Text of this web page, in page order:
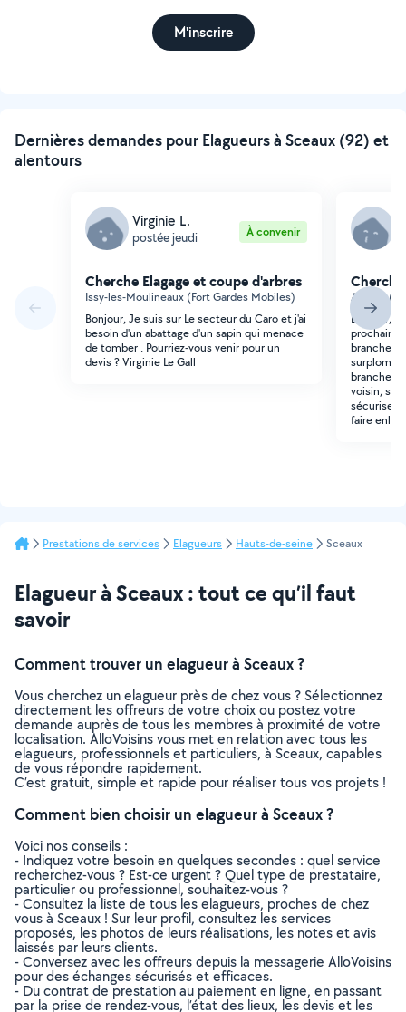
M'inscrire
Dernières demandes pour Elagueurs à Sceaux (92) et
alentours
Virginie L.
postée jeudi À convenir
Cherche Elagage et coupe d'arbres
Issy-les-Moulineaux (Fort Gardes Mobiles)
Bonjour, Je suis sur Le secteur du Caro et j'ai
besoin d'un abattage d'un sapin qui menace
de tomber . Pourriez-vous venir pour un
devis ? Virginie Le Gall
Arcueil
Bonjour,
branche
surplombe
branche
voisin, sur
sécuriser
faire
Prestations de services Elagueurs Hauts-de-seine Sceaux
Elagueur à Sceaux : tout ce qu’il faut
savoir
Comment trouver un elagueur à Sceaux ?
Vous cherchez un elagueur près de chez vous ? Sélectionnez
directement les offreurs de votre choix ou postez votre
demande auprès de tous les membres à proximité de votre
localisation. AlloVoisins vous met en relation avec tous les
elagueurs, professionnels et particuliers, à Sceaux, capables
de vous répondre rapidement.
C’est gratuit, simple et rapide pour réaliser tous vos projets !
Comment bien choisir un elagueur à Sceaux ?
Voici nos conseils :
- Indiquez votre besoin en quelques secondes : quel service
recherchez-vous ? Est-ce urgent ? Quel type de prestataire,
particulier ou professionnel, souhaitez-vous ?
- Consultez la liste de tous les elagueurs, proches de chez
vous à Sceaux ! Sur leur profil, consultez les services
proposés, les photos de leurs réalisations, les notes et avis
laissés par leurs clients.
- Conversez avec les offreurs depuis la messagerie AlloVoisins
pour des échanges sécurisés et efficaces.
- Du contrat de prestation au paiement en ligne, en passant
par la prise de rendez-vous, l’état des lieux, les devis et les